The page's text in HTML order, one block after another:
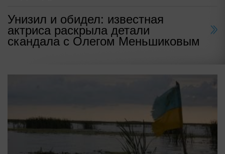
Унизил и обидел: известная
актриса раскрыла детали
скандала с Олегом Меньшиковым